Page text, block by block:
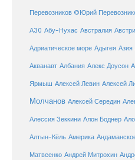
Перевозников ©Юрий
А30 Абу-Нухас Австралия
Адриатическое море Адыгея Азия
Акванавт Албания Алекс Доусон
Ярмыш Алексей Левин Алексей
Молчанов Алексей Середин
Алессия Зеккини Алон Боднер
Алтын-Кёль Америка
Матвеенко Андрей Митрохин